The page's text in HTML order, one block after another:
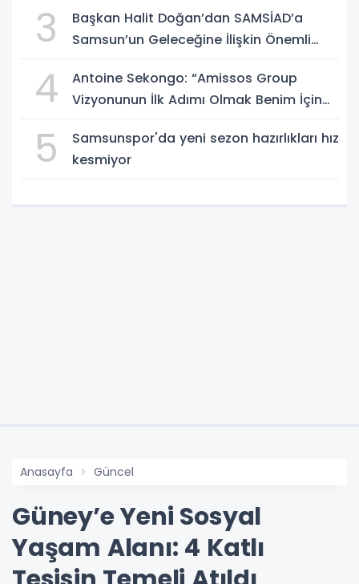
3
Başkan Halit Doğan’dan SAMSİAD’a
Samsun’un Geleceğine İlişkin Önemli
4
Antoine Sekongo: “Amissos Group
Vizyonunun İlk Adımı Olmak Benim İçin
5
Samsunspor'da yeni sezon hazırlıkları hız
kesmiyor
Anasayfa Güncel
Güney’e Yeni Sosyal
Yaşam Alanı: 4 Katlı